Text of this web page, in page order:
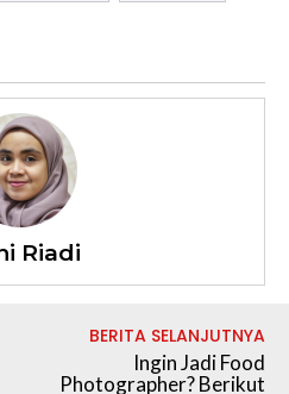
Riadi
BERITA SELANJUTNYA
Ingin Jadi Food
Photographer? Berikut